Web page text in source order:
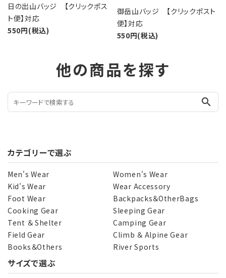
日の出山バッジ 【クリックポス
ト便】対応
550円(税込)
御岳山バッジ 【クリックポスト
便】対応
550円(税込)
他の商品を探す
search
カテゴリーで選ぶ
Men's Wear
Women's Wear
Kid's Wear
Wear Accessory
Foot Wear
Backpacks＆OtherBags
Cooking Gear
Sleeping Gear
Tent ＆ Shelter
Camping Gear
Field Gear
Climb ＆ Alpine Gear
Books＆Others
River Sports
サイズで選ぶ